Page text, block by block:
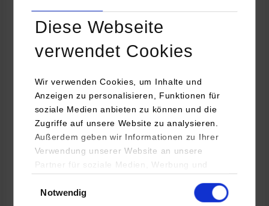
Diese Webseite
verwendet Cookies
Wir verwenden Cookies, um Inhalte und
Anzeigen zu personalisieren, Funktionen für
soziale Medien anbieten zu können und die
Zugriffe auf unsere Website zu analysieren.
Außerdem geben wir Informationen zu Ihrer
Verwendung unserer Website an unsere
Partner für soziale Medien, Werbung und
YouTube, Google Maps) führen diese
Notwendig
Automobilbereich begann, bekommt jetzt im wahrsten Sinn
des Wortes Flügel; für Quantum Systems in München wurde im